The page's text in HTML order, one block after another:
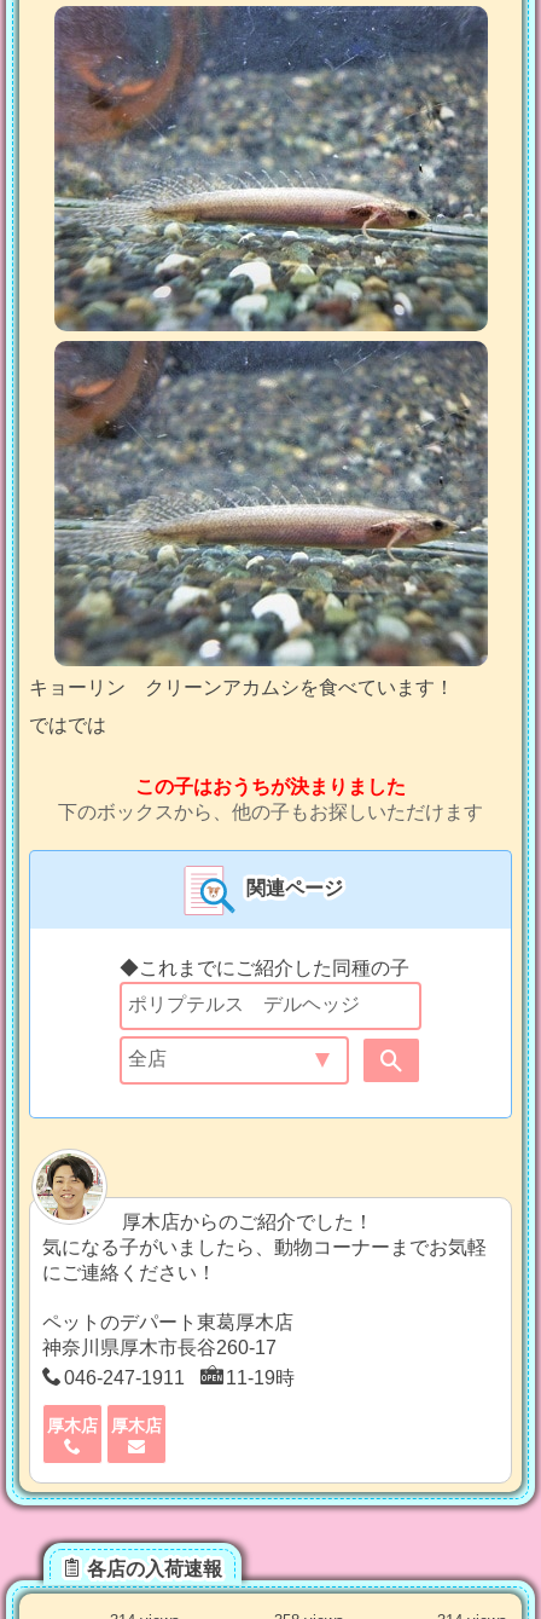
キョーリン クリーンアカムシを食べています！
ではでは
この子はおうちが決まりました
下のボックスから、他の子もお探しいただけます
関連ページ
◆これまでにご紹介した同種の子
厚木店からのご紹介でした！
気になる子がいましたら、動物コーナーまでお気軽
にご連絡ください！
ペットのデパート東葛厚木店
神奈川県厚木市長谷260-17
046-247-1911
11-19時
厚木店 厚木店
各店の入荷速報